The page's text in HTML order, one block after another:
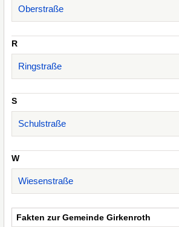
Oberstraße
R
Ringstraße
S
Schulstraße
W
Wiesenstraße
Fakten zur Gemeinde Girkenroth